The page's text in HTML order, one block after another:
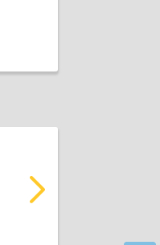
Наша компания, ООО